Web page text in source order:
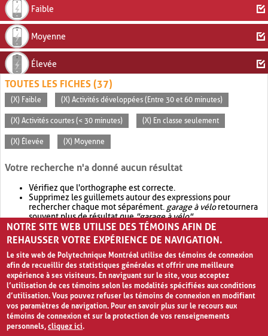
Faible
Moyenne
Élevée
TOUTES LES FICHES (37)
(X) Faible (X) Activités développées (Entre 30 et 60 minutes)
(X) Activités courtes (< 30 minutes) (X) En classe seulement
(X) Élevée (X) Moyenne
Votre recherche n'a donné aucun résultat
Vérifiez que l'orthographe est correcte.
Supprimez les guillemets autour des expressions pour
rechercher chaque mot séparément. garage à véloretournera
souvent plus de résultat que"garage à vélo".
Envisagez d'élargir votre recherche avec OR.garage OR vélo
retournera souvent plus de résultat quegarage à vélo
NOTRE SITE WEB UTILISE DES TÉMOINS AFIN DE
REHAUSSER VOTRE EXPÉRIENCE DE NAVIGATION.
Le site web de Polytechnique Montréal utilise des témoins de connexion
afin de recueillir des statistiques générales et offrir une meilleure
expérience à ses visiteurs. En naviguant sur le site, vous acceptez
l’utilisation de ces témoins selon les modalités spécifiées aux conditions
d’utilisation. Vous pouvez refuser les témoins de connexion en modifiant
vos paramètres de navigation. Pour en savoir plus sur le recours aux
témoins de connexion et sur la protection de vos renseignements
personnels,cliquez ici.